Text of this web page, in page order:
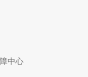
中心